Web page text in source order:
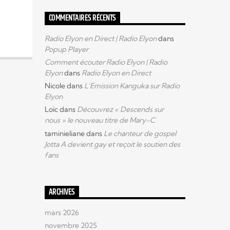
COMMENTAIRES RÉCENTS
Radio Elyon en Direct | Radio Elyondans
Popup Player
Comment écouter Radio Elyon | Radio
Elyondans Radio Elyon en Direct
Nicoledans L’Emission Kanguka sur Radio
Elyon
Loïcdans Découvrez « Descends sur
nous » le nouveau titre de Mary-C
taminielianedans Le chanteur de gospel
Jotta A devient gay et reçoit le soutien des
fans
ARCHIVES
mars 2026
novembre 2025